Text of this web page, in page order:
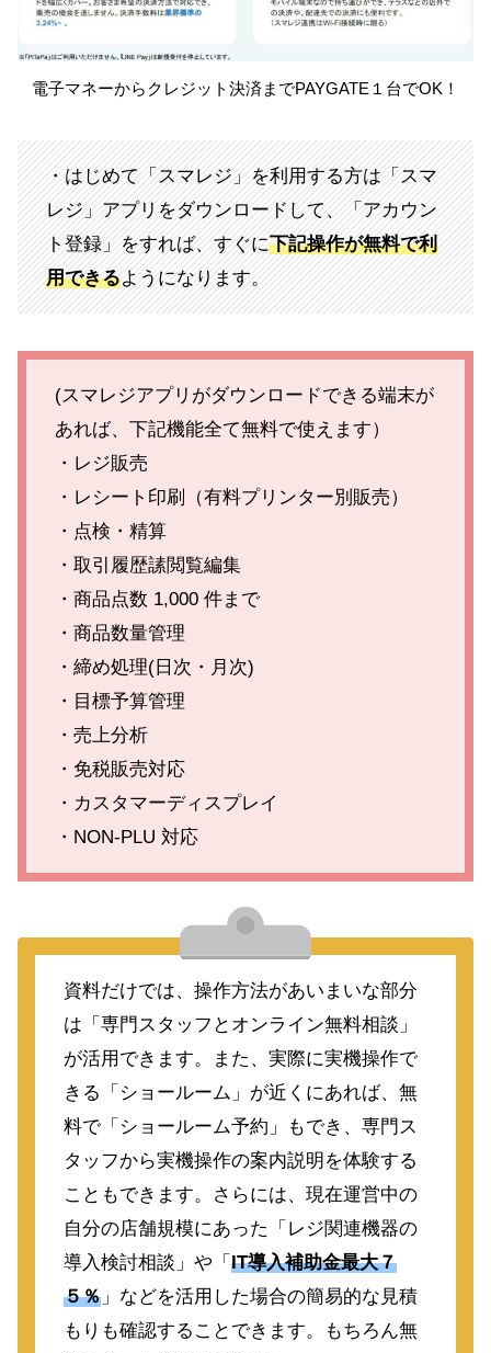
電子マネーからクレジット決済までPAYGATE１台でOK！
・はじめて「スマレジ」を利用する方は「スマ
レジ」アプリをダウンロードして、「アカウン
ト登録」をすれば、すぐに下記操作が無料で利
用できるようになります。
(スマレジアプリがダウンロードできる端末が
あれば、下記機能全て無料で使えます）
・レジ販売
・レシート印刷（有料プリンター別販売）
・点検・精算
・取引履歴䛾閲覧編集
・商品点数 1,000 件まで
・商品数量管理
・締め処理(日次・月次)
・目標予算管理
・売上分析
・免税販売対応
・カスタマーディスプレイ
・NON-PLU 対応
資料だけでは、操作方法があいまいな部分
は「専門スタッフとオンライン無料相談」
が活用できます。また、実際に実機操作で
きる「ショールーム」が近くにあれば、無
料で「ショールーム予約」もでき、専門ス
タッフから実機操作の案内説明を体験する
こともできます。さらには、現在運営中の
自分の店舗規模にあった「レジ関連機器の
導入検討相談」や「 IT導入補助金最大７
５％」などを活用した場合の簡易的な見積
もりも確認することできます。もちろん無